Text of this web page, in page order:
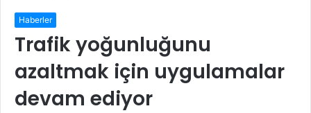
Haberler
Trafik yoğunluğunu
azaltmak için uygulamalar
devam ediyor